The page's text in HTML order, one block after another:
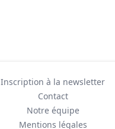
Inscription à la newsletter
Contact
Notre équipe
Mentions légales